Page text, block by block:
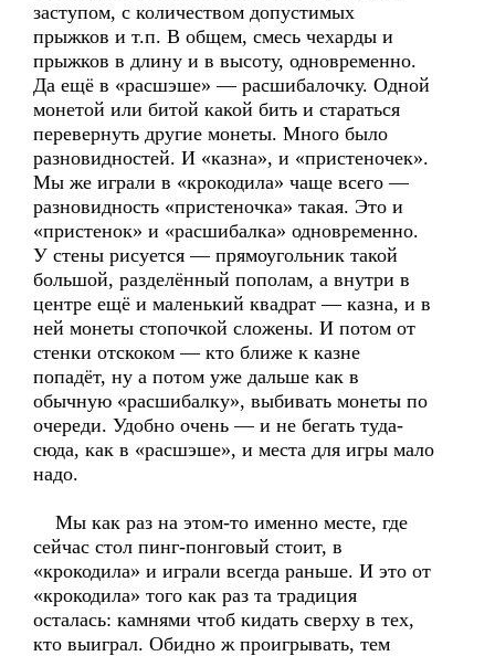
заступом, с количеством допустимых
прыжков и т.п. В общем, смесь чехарды и
прыжков в длину и в высоту, одновременно.
Да ещё в «расшэше» — расшибалочку. Одной
монетой или битой какой бить и стараться
перевернуть другие монеты. Много было
разновидностей. И «казна», и «пристеночек».
Мы же играли в «крокодила» чаще всего —
разновидность «пристеночка» такая. Это и
«пристенок» и «расшибалка» одновременно.
У стены рисуется — прямоугольник такой
большой, разделённый пополам, а внутри в
центре ещё и маленький квадрат — казна, и в
ней монеты стопочкой сложены. И потом от
стенки отскоком — кто ближе к казне
попадёт, ну а потом уже дальше как в
обычную «расшибалку», выбивать монеты по
очереди. Удобно очень — и не бегать туда-
сюда, как в «расшэше», и места для игры мало
надо.
Мы как раз на этом-то именно месте, где
сейчас стол пинг-понговый стоит, в
«крокодила» и играли всегда раньше. И это от
«крокодила» того как раз та традиция
осталась: камнями чтоб кидать сверху в тех,
кто выиграл. Обидно ж проигрывать, тем